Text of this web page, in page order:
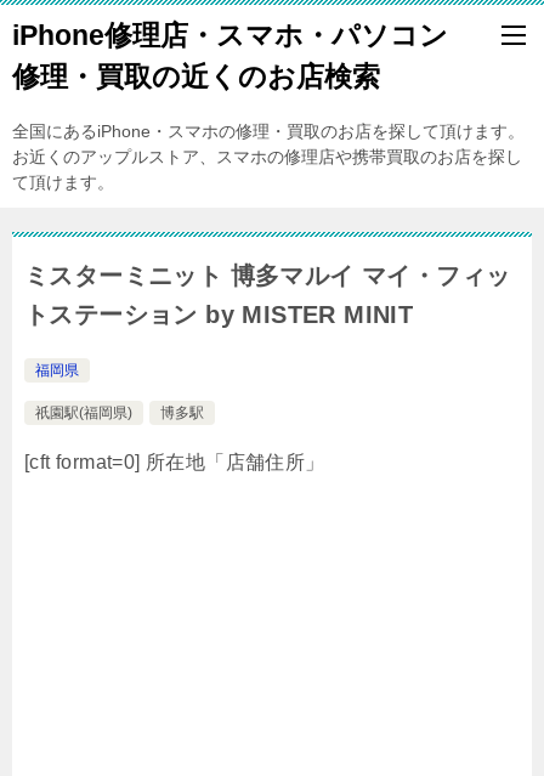
iPhone修理店・スマホ・パソコン
修理・買取の近くのお店検索
全国にあるiPhone・スマホの修理・買取のお店を探して頂けます。
お近くのアップルストア、スマホの修理店や携帯買取のお店を探し
て頂けます。
ミスターミニット 博多マルイ マイ・フィッ
トステーション by MISTER MINIT
福岡県
祇園駅(福岡県) 博多駅
[cft format=0] 所在地「店舗住所」